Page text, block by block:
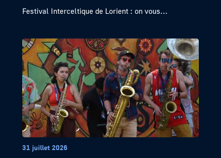
Festival Interceltique de Lorient : on vous...
31 juillet 2026